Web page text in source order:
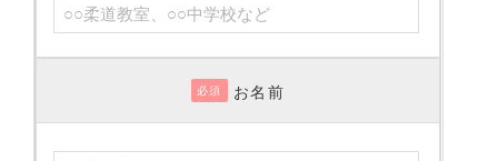
必須 お名前